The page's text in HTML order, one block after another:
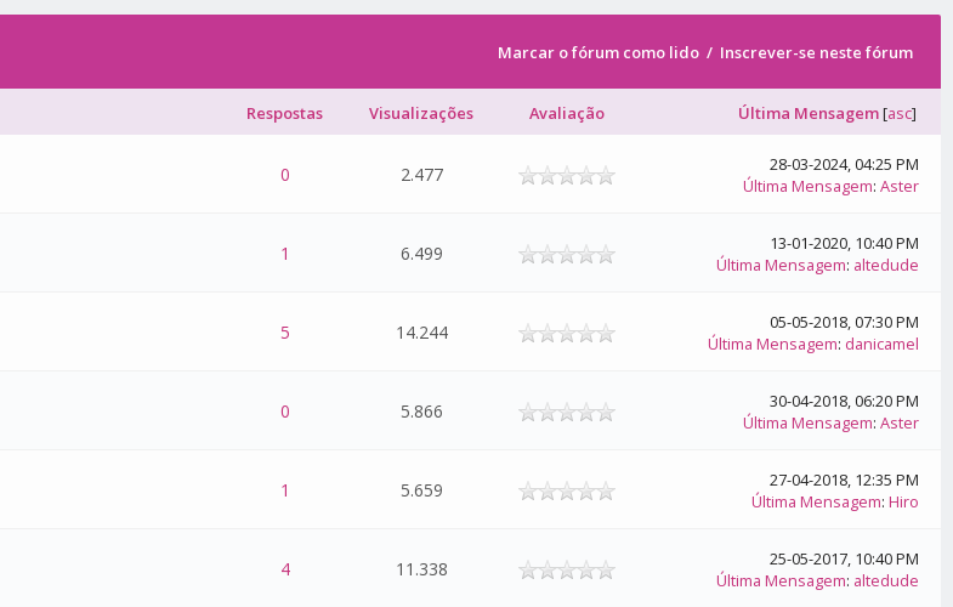
Marcar o fórum como lido / Inscrever-se neste fórum
Respostas Visualizações Avaliação Última Mensagem[asc]
0 2.477
28-03-2024, 04:25 PM
Última Mensagem:Aster
1 6.499
13-01-2020, 10:40 PM
Última Mensagem: altedude
5 14.244
05-05-2018, 07:30 PM
Última Mensagem: danicamel
0 5.866
30-04-2018, 06:20 PM
Última Mensagem:Aster
1 5.659
27-04-2018, 12:35 PM
Última Mensagem:Hiro
4 11.338
25-05-2017, 10:40 PM
Última Mensagem: altedude